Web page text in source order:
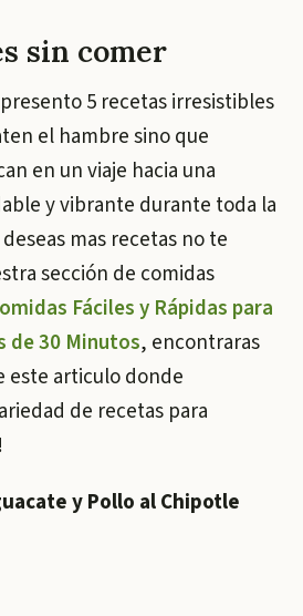
sin comer
5 recetas irresistibles
el hambre sino que
en un viaje hacia una
y vibrante durante toda la
mas recetas no te
sección de comidas
Fáciles y Rápidas para
de 30 Minutos, encontraras
este articulo donde
de recetas para
y Pollo al Chipotle